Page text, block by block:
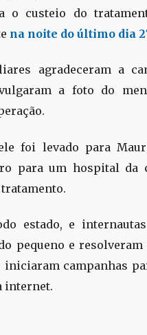
o custeio do
na noite do último dia
agradeceram a
a foto do
foi levado para
para um hospital da
estado, e
pequeno e
iniciaram campanhas
internet.